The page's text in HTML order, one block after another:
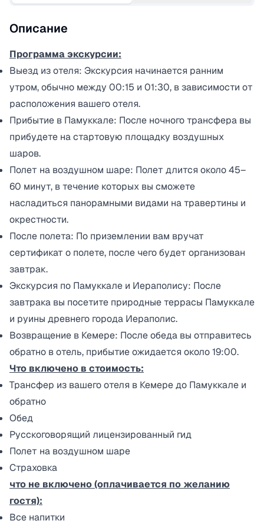
Описание
Программа экскурсии:
Выезд из отеля: Экскурсия начинается ранним
утром, обычно между 00:15 и 01:30, в зависимости от
расположения вашего отеля.
Прибытие в Памуккале: После ночного трансфера вы
прибудете на стартовую площадку воздушных
шаров.
Полет на воздушном шаре: Полет длится около 45–
60 минут, в течение которых вы сможете
насладиться панорамными видами на травертины и
окрестности.
После полета: По приземлении вам вручат
сертификат о полете, после чего будет организован
завтрак.
Экскурсия по Памуккале и Иераполису: После
завтрака вы посетите природные террасы Памуккале
и руины древнего города Иераполис.
Возвращение в Кемере: После обеда вы отправитесь
обратно в отель, прибытие ожидается около 19:00.
Что включено в стоимость:
Трансфер из вашего отеля в Кемере до Памуккале и
обратно
Обед
Русскоговорящий лицензированный гид
Полет на воздушном шаре
Страховка
что не включено (оплачивается по желанию
гостя):
Все напитки